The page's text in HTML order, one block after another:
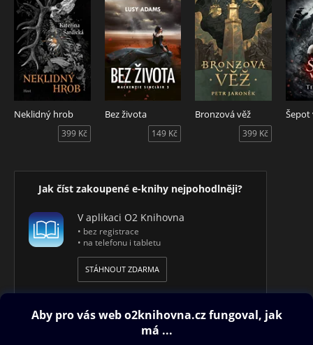
Neklidný hrob
399 Kč
Bez života
149 Kč
Bronzová věž
399 Kč
Šepot
Jak číst zakoupené e-knihy nejpohodlněji?
V aplikaci O2 Knihovna
• bez registrace
• na telefonu i tabletu
STÁHNOUT ZDARMA